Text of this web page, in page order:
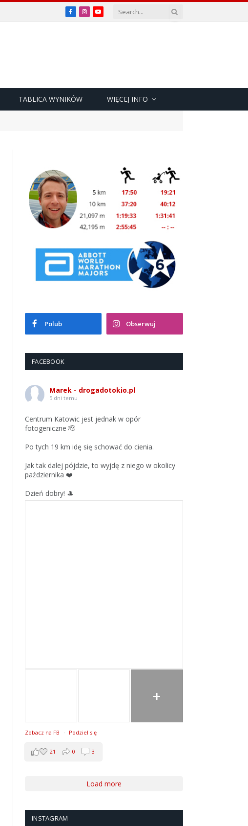
Facebook
InstagramYouTube
TABLICA WYNIKÓW WIĘCEJ INFO
Polub Obserwuj
FACEBOOK
Marek - drogadotokio.pl
5 dni temu
Centrum Katowic jest jednak w opór
fotogeniczne 🫡
Po tych 19 km idę się schować do cienia.
Jak tak dalej pójdzie, to wyjdę z niego w okolicy
października ❤️
Dzień dobry! 🎩
+
Zobacz na FB · Podziel się
21 0 3
Load more
INSTAGRAM